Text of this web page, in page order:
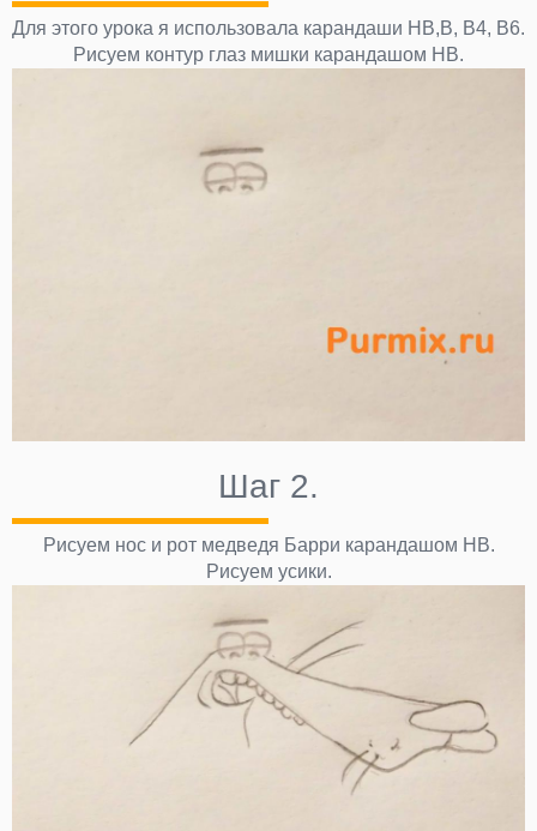
Для этого урока я использовала карандаши НВ,В, В4, В6.
Рисуем контур глаз мишки карандашом НВ.
Шаг 2.
Рисуем нос и рот медведя Барри карандашом НВ.
Рисуем усики.